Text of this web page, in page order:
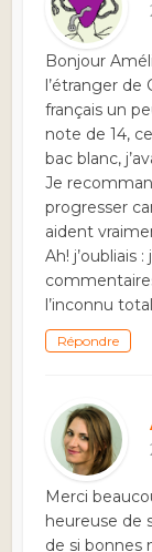
Bonjour
l’étranger de
français un
note de 14,
bac blanc,
Je
progresser
aident
Ah! j’oubliais
l’inconnu
Répondre
Merci
heureuse de
de si bonnes